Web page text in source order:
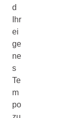
d
Ihr
ei
ge
ne
s
Te
m
po